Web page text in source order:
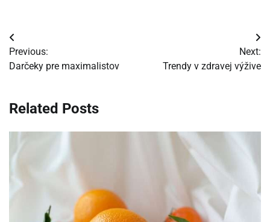
Navigácia
v
Previous:
Darčeky pre maximalistov
Next:
Trendy v zdravej výžive
Related Posts